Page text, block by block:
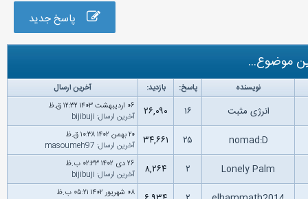
پاسخ جدید
موضوع...
نویسنده پاسخ: بازدید: آخرین ارسال
انرژی مثبت ۱۶ ۲۶,۰۹۰
۰۶ اردیبهشت ۱۴۰۳ ۱۲:۳۲ ق.ظ
آخرین ارسال:
bijibuji
nomad:D ۲۵ ۳۴,۶۶۱
۲۰ بهمن ۱۴۰۲ ۱۰:۳۸ ق.ظ
آخرین ارسال:
masoumeh97
Lonely Palm ۲ ۸,۲۶۴
۲۶ دى ۱۴۰۲ ۰۲:۳۳ ب.ظ
آخرین ارسال:
bijibuji
۰۸ شهریور ۱۴۰۲ ۰۵:۲۱ ب.ظ